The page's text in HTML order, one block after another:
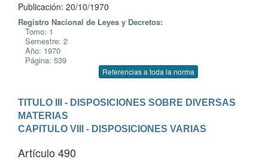
Publicación: 20/10/1970
Registro Nacional de Leyes y Decretos:
Tomo: 1
Semestre: 2
Año: 1970
Página: 539
Referencias a toda la norma
TITULO III - DISPOSICIONES SOBRE DIVERSAS
MATERIAS
CAPITULO VIII - DISPOSICIONES VARIAS
Artículo 490